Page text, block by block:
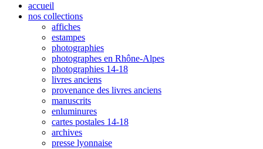
accueil
nos collections
affiches
estampes
photographies
photographes en Rhône-Alpes
photographies 14-18
livres anciens
provenance des livres anciens
manuscrits
enluminures
cartes postales 14-18
archives
presse lyonnaise